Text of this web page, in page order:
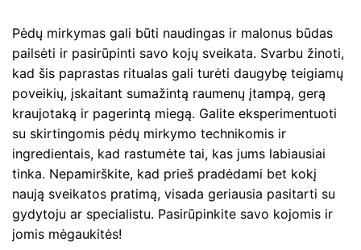
Pėdų mirkymas gali būti naudingas ir malonus būdas
pailsėti ir pasirūpinti savo kojų sveikata. Svarbu žinoti,
kad šis paprastas ritualas gali turėti daugybę teigiamų
poveikių, įskaitant sumažintą raumenų įtampą, gerą
kraujotaką ir pagerintą miegą. Galite eksperimentuoti
su skirtingomis pėdų mirkymo technikomis ir
ingredientais, kad rastumėte tai, kas jums labiausiai
tinka. Nepamirškite, kad prieš pradėdami bet kokį
naują sveikatos pratimą, visada geriausia pasitarti su
gydytoju ar specialistu. Pasirūpinkite savo kojomis ir
jomis mėgaukitės!